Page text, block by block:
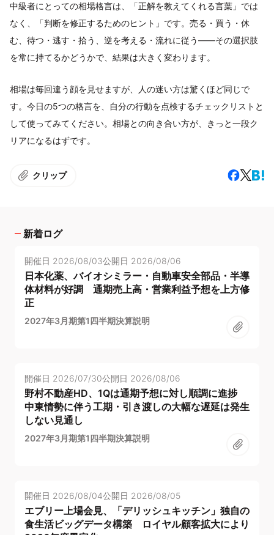
中級者にとっての相場格言は、「正解を教えてくれる言葉」では
なく、「判断を修正するためのヒント」です。売る・買う・休
む、待つ・逃す・拾う、逆を考える・流れに従う——その選択肢
を常に持てるかどうかで、結果は大きく変わります。
相場は毎回違う顔を見せますが、人の迷い方は驚くほど同じで
す。今日の5つの格言を、自分の行動を点検するチェックリストと
して使ってみてください。相場との向き合い方が、きっと一段ク
リアになるはずです。
クリップ
新着ログ
開催日 2026/08/03公開日 2026/08/06
日本化薬、バイオシミラー・自動車安全部品・半導
体材料が好調 通期売上高・営業利益予想を上方修
正
2027年3月期第1四半期決算説明
開催日 2026/07/30公開日 2026/08/06
野村不動産HD、1Qは通期予想に対し順調に進捗
中東情勢に伴う工期・引き渡しの大幅な遅延は発生
しない見通し
2027年3月期第1四半期決算説明
開催日 2026/08/04公開日 2026/08/05
エブリー上場会見、「デリッシュキッチン」独自の
食生活ビッグデータ構築 ロイヤル顧客拡大により